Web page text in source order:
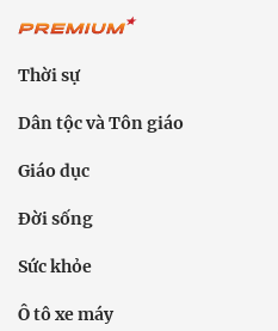
Thời sự
Dân tộc và Tôn giáo
Giáo dục
Đời sống
Sức khỏe
Ô tô xe máy